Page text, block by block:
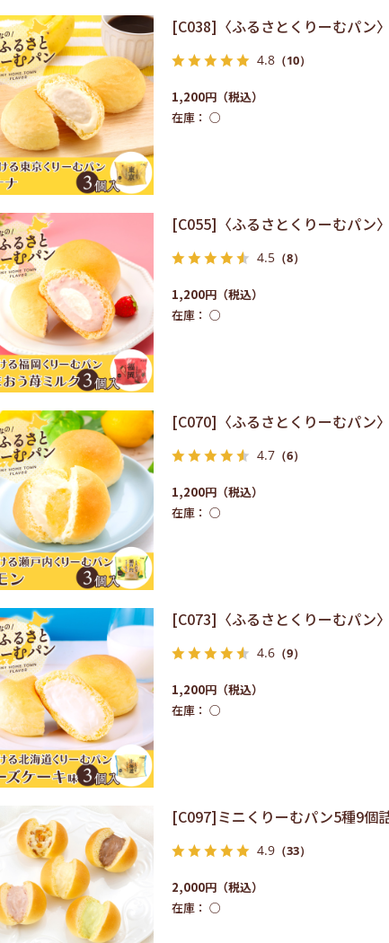
[C038]〈ふるさとくりーむパン
4.8 （10）
1,200円
在庫： ○
[C055]〈ふるさとくりーむパン
4.5 （8）
1,200円
在庫： ○
[C070]〈ふるさとくりーむパン
4.7 （6）
1,200円
在庫： ○
[C073]〈ふるさとくりーむパン
4.6 （9）
1,200円
在庫： ○
[C097]ミニくりーむパン5種9個
4.9 （33）
2,000円
在庫： ○